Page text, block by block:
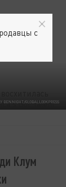
GLOBALLOOKPRESS
Клум
с